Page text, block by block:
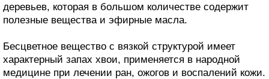
деревьев, которая в большом количестве содержит
полезные вещества и эфирные масла.
Бесцветное вещество с вязкой структурой имеет
характерный запах хвои, применяется в народной
медицине при лечении ран, ожогов и воспалений кожи.